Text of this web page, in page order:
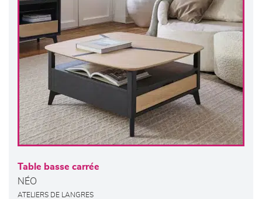
Table basse carrée
NÉO
ATELIERS DE LANGRES